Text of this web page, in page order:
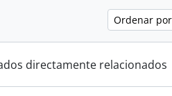
Ordenar
directamente relacionados